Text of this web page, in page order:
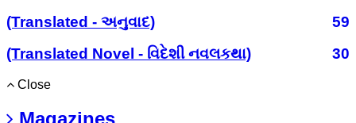
(Translated - અનુવાદ)
59
(Translated Novel - વિદેશી નવલકથા)
30
Close
Magazines